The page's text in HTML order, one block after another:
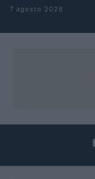
Pular para o conteúdo
7 agosto 2026